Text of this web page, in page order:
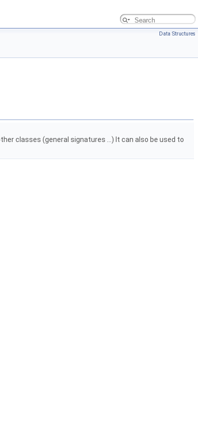
Data Structures
classes (general signatures ...) It can also be used to